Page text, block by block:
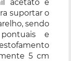
acetato e
suportar o
sendo
e
5 cm